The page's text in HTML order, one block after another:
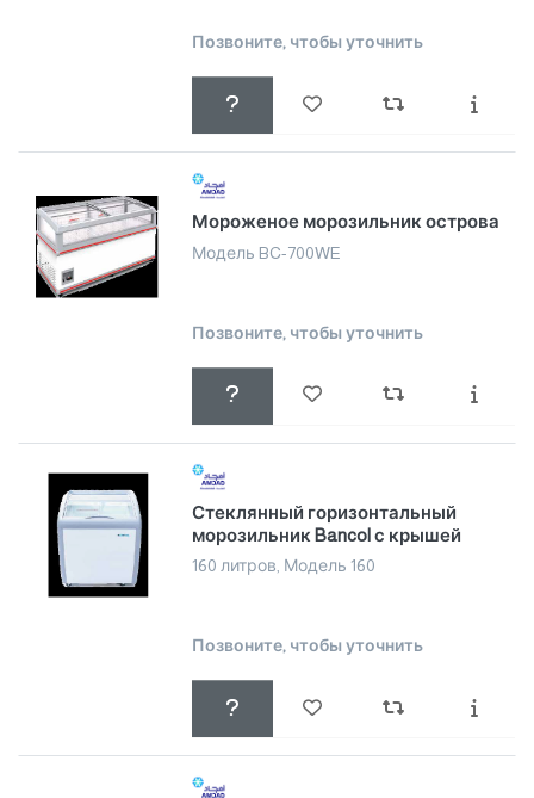
Позвоните, чтобы уточнить
Мороженое морозильник острова
Модель BC-700WE
Позвоните, чтобы уточнить
Стеклянный горизонтальный
морозильник Bancol с крышей
160 литров, Модель 160
Позвоните, чтобы уточнить